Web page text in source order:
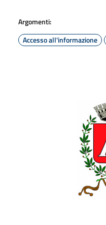
Argomenti:
Accesso all'informazione